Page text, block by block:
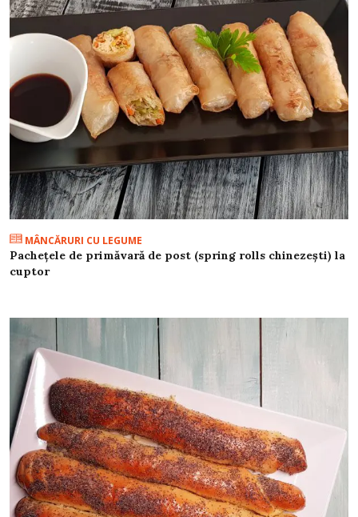
MÂNCĂRURI CU LEGUME
Pachețele de primăvară de post (spring rolls chinezești) la
cuptor